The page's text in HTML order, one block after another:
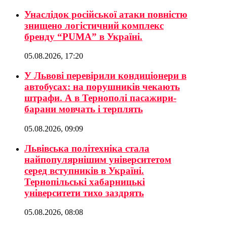
Унаслідок російської атаки повністю
знищено логістичний комплекс
бренду “PUMA” в Україні.
05.08.2026, 17:20
У Львові перевірили кондиціонери в
автобусах: на порушників чекають
штрафи. А в Тернополі пасажири-
барани мовчать і терплять
05.08.2026, 09:09
Львівська політехніка стала
найпопулярнішим університетом
серед вступників в Україні.
Тернопільські хабарницькі
університети тихо заздрять
05.08.2026, 08:08